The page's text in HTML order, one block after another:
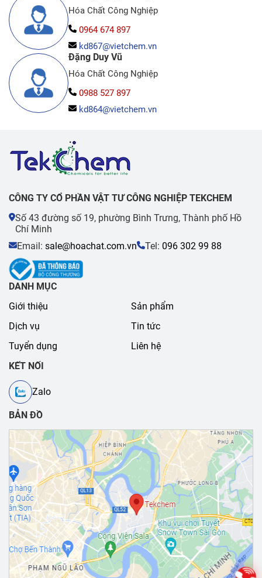
Hóa Chất Công Nghiệp
0964 674 897
kd867@vietchem.vn
Đặng Duy Vũ
Hóa Chất Công Nghiệp
0988 527 897
kd864@vietchem.vn
CÔNG TY CỔ PHẦN VẬT TƯ CÔNG NGHIỆP TEKCHEM
Số 43 đường số 19, phường Bình Trưng, Thành phố Hồ
Chí Minh
Email: sale@hoachat.com.vn Tel: 096 302 99 88
DANH MỤC
Giới thiệu
Sản phẩm
Dịch vụ
Tin tức
Tuyển dụng
Liên hệ
KẾT NỐI
Zalo
BẢN ĐỒ